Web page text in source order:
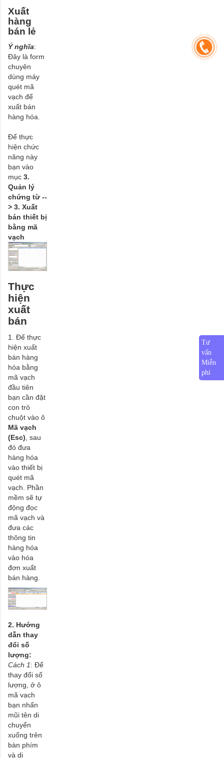
Xuất
hàng
bán lẻ
Ý nghĩa:
Đây là form
chuyên
dùng máy
quét mã
vạch để
xuất bán
hàng hóa.
Để thực
hiện chức
năng này
bạn vào
mục 3.
Quản lý
chứng từ --
> 3. Xuất
bán thiết bị
bằng mã
vạch
Thực
hiện
xuất
bán
1. Để thực
hiện xuất
bán hàng
hóa bằng
mã vạch
đầu tiên
bạn cần đặt
con trỏ
chuột vào ô
Mã vạch
(Esc) , sau
đó đưa
hàng hóa
vào thiết bị
quét mã
vạch. Phần
mềm sẽ tự
động đọc
mã vạch và
đưa các
thông tin
hàng hóa
vào hóa
đơn xuất
bán hàng.
2. Hướng
dẫn thay
đổi số
lượng:
Cách 1: Để
thay đổi số
lượng, ở ô
mã vạch
bạn nhấn
mũi tên di
chuyển
xuống trên
bàn phím
và di
Tư
vấn
Miễn
phí